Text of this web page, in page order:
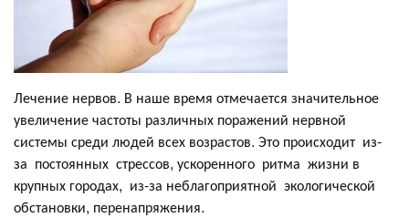
Лечение нервов. В наше время отмечается значительное
увеличение частоты различных поражений нервной
системы среди людей всех возрастов. Это происходит из-
за постоянных стрессов, ускоренного ритма жизни в
крупных городах, из-за неблагоприятной экологической
обстановки, перенапряжения.